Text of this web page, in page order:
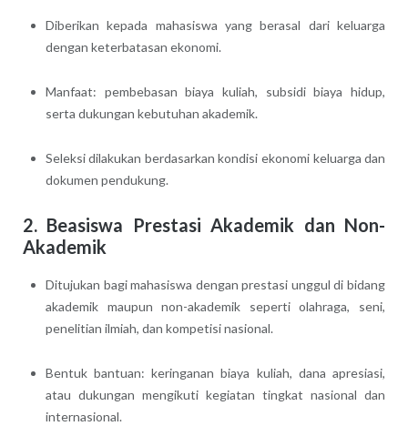
Diberikan kepada mahasiswa yang berasal dari keluarga
dengan keterbatasan ekonomi.
Manfaat: pembebasan biaya kuliah, subsidi biaya hidup,
serta dukungan kebutuhan akademik.
Seleksi dilakukan berdasarkan kondisi ekonomi keluarga dan
dokumen pendukung.
2. Beasiswa Prestasi Akademik dan Non-
Akademik
Ditujukan bagi mahasiswa dengan prestasi unggul di bidang
akademik maupun non-akademik seperti olahraga, seni,
penelitian ilmiah, dan kompetisi nasional.
Bentuk bantuan: keringanan biaya kuliah, dana apresiasi,
atau dukungan mengikuti kegiatan tingkat nasional dan
internasional.